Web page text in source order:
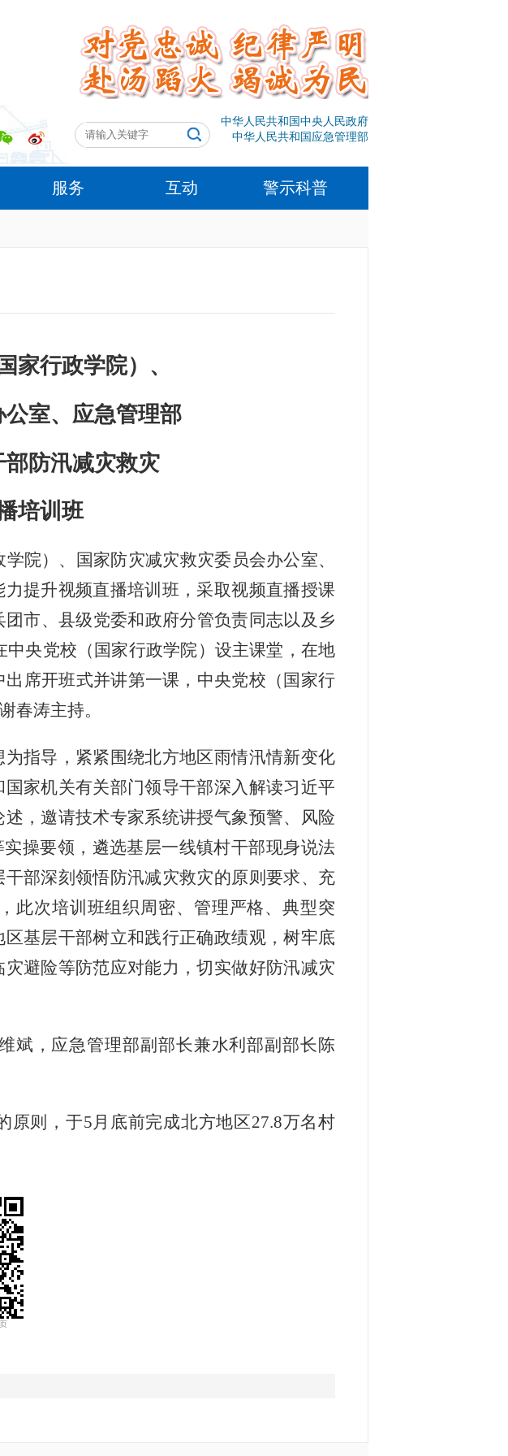
中华人民共和国中央人民政府
中华人民共和国应急管理部
服务 互动 警示科普
家行政学院）、
室、应急管理部
防汛减灾救灾
培训班
院）、国家防灾减灾救灾委员会办公室、
提升视频直播培训班，采取视频直播授课
市、县级党委和政府分管负责同志以及乡
中央党校（国家行政学院）设主课堂，在地
席开班式并讲第一课，中央党校（国家行
春涛主持。
指导，紧紧围绕北方地区雨情汛情新变化
家机关有关部门领导干部深入解读习近平
，邀请技术专家系统讲授气象预警、风险
操要领，遴选基层一线镇村干部现身说法
部深刻领悟防汛减灾救灾的原则要求、充
此次培训班组织周密、管理严格、典型突
基层干部树立和践行正确政绩观，树牢底
避险等防范应对能力，切实做好防汛减灾
斌，应急管理部副部长兼水利部副部长陈
原则，于5 月底前完成北方地区27.8万名村